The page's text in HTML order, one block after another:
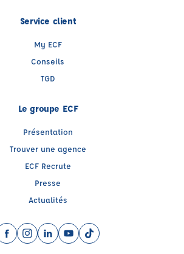
Service client
My ECF
Conseils
TGD
Le groupe ECF
Présentation
Trouver une agence
ECF Recrute
Presse
Actualités
Facebook (nouvelle fenêtre)
Instagram (nouvelle fenêtre)
LinkedIn (nouvelle fenêtre)
YouTube (nouvelle fenêtre)
TikTok (nouvelle